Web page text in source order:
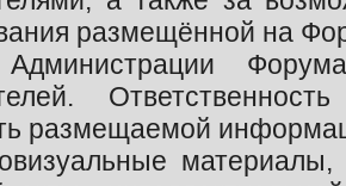
размещённой на
размещаемой